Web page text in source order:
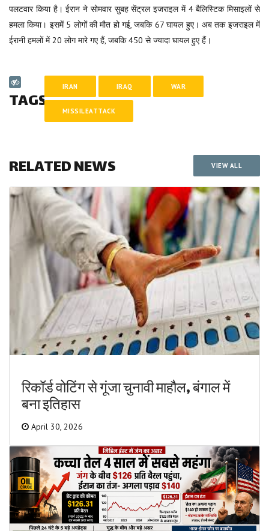
पलटवार किया है। ईरान ने सोमवार सुबह सेंट्रल इजराइल में 4 बैलिस्टिक मिसाइलों से
हमला किया। इसमें 5 लोगों की मौत हो गई, जबकि 67 घायल हुए। अब तक इजराइल में
ईरानी हमलों में 20 लोग मारे गए हैं, जबकि 450 से ज्यादा घायल हुए हैं।
TAGS
IRAN IRAQ WAR
MISSILEATTACK
RELATED NEWS VIEW ALL
रिकॉर्ड वोटिंग से गूंजा चुनावी माहौल, बंगाल में
बना इतिहास
April 30, 2026